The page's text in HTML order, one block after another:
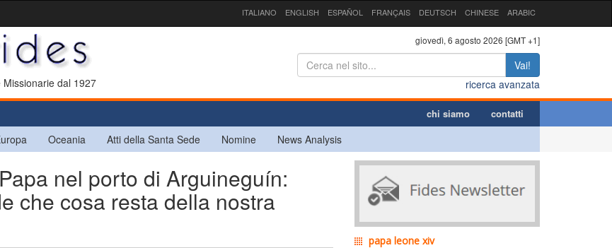
ITALIANO ENGLISH ESPAÑOL FRANÇAIS DEUTSCH CHINESE ARABIC
dal 1927
giovedì, 6 agosto 2026 [GMT +1]
Vai!
ricerca avanzata
chi siamo contatti
Oceania Atti della Santa Sede Nomine News Analysis
nel porto di Arguineguín:
che cosa resta della nostra
papa leone xiv